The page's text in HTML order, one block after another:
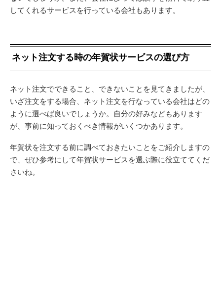
してくれるサービスを行っている会社もあります。
ネット注文する時の年賀状サービスの選び方
ネット注文でできること、できないことを見てきましたが、
いざ注文をする場合、ネット注文を行なっている会社はどの
ように選べば良いでしょうか。自分の好みなどもあります
が、事前に知っておくべき情報がいくつかあります。
年賀状を注文する前に調べておきたいことをご紹介しますの
で、ぜひ参考にして年賀状サービスを選ぶ際に役立ててくだ
さいね。